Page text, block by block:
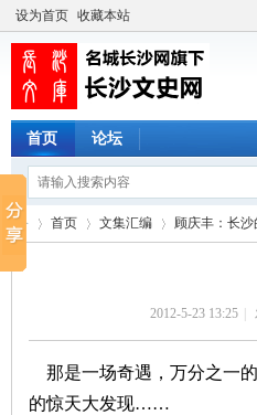
设为首页 收藏本站
首页 论坛
首页 文集汇编
›
顾庆丰：长沙
2012-5-23 13:25
那是一场奇遇，万分之一
的惊天大发现……